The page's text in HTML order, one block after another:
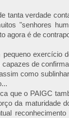
tanta verdade
"senhores
agora é de
exercício
de
como
que o PAIGC
da maturidade